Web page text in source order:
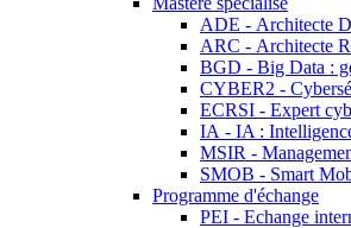
ADE - Architecte
ARC - Architecte
BGD - Big Data :
CYBER2 -
ECRSI - Expert
IA - IA :
MSIR -
SMOB - Smart
Programme d'échange
PEI - Echange